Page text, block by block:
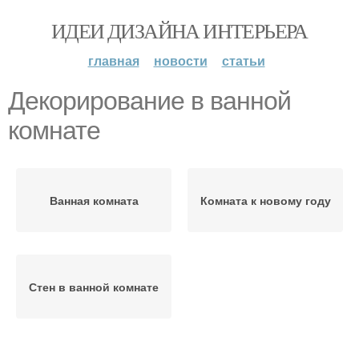
ИДЕИ ДИЗАЙНА ИНТЕРЬЕРА
главная новости статьи
Декорирование в ванной
комнате
Ванная комната Комната к новому году
Стен в ванной комнате